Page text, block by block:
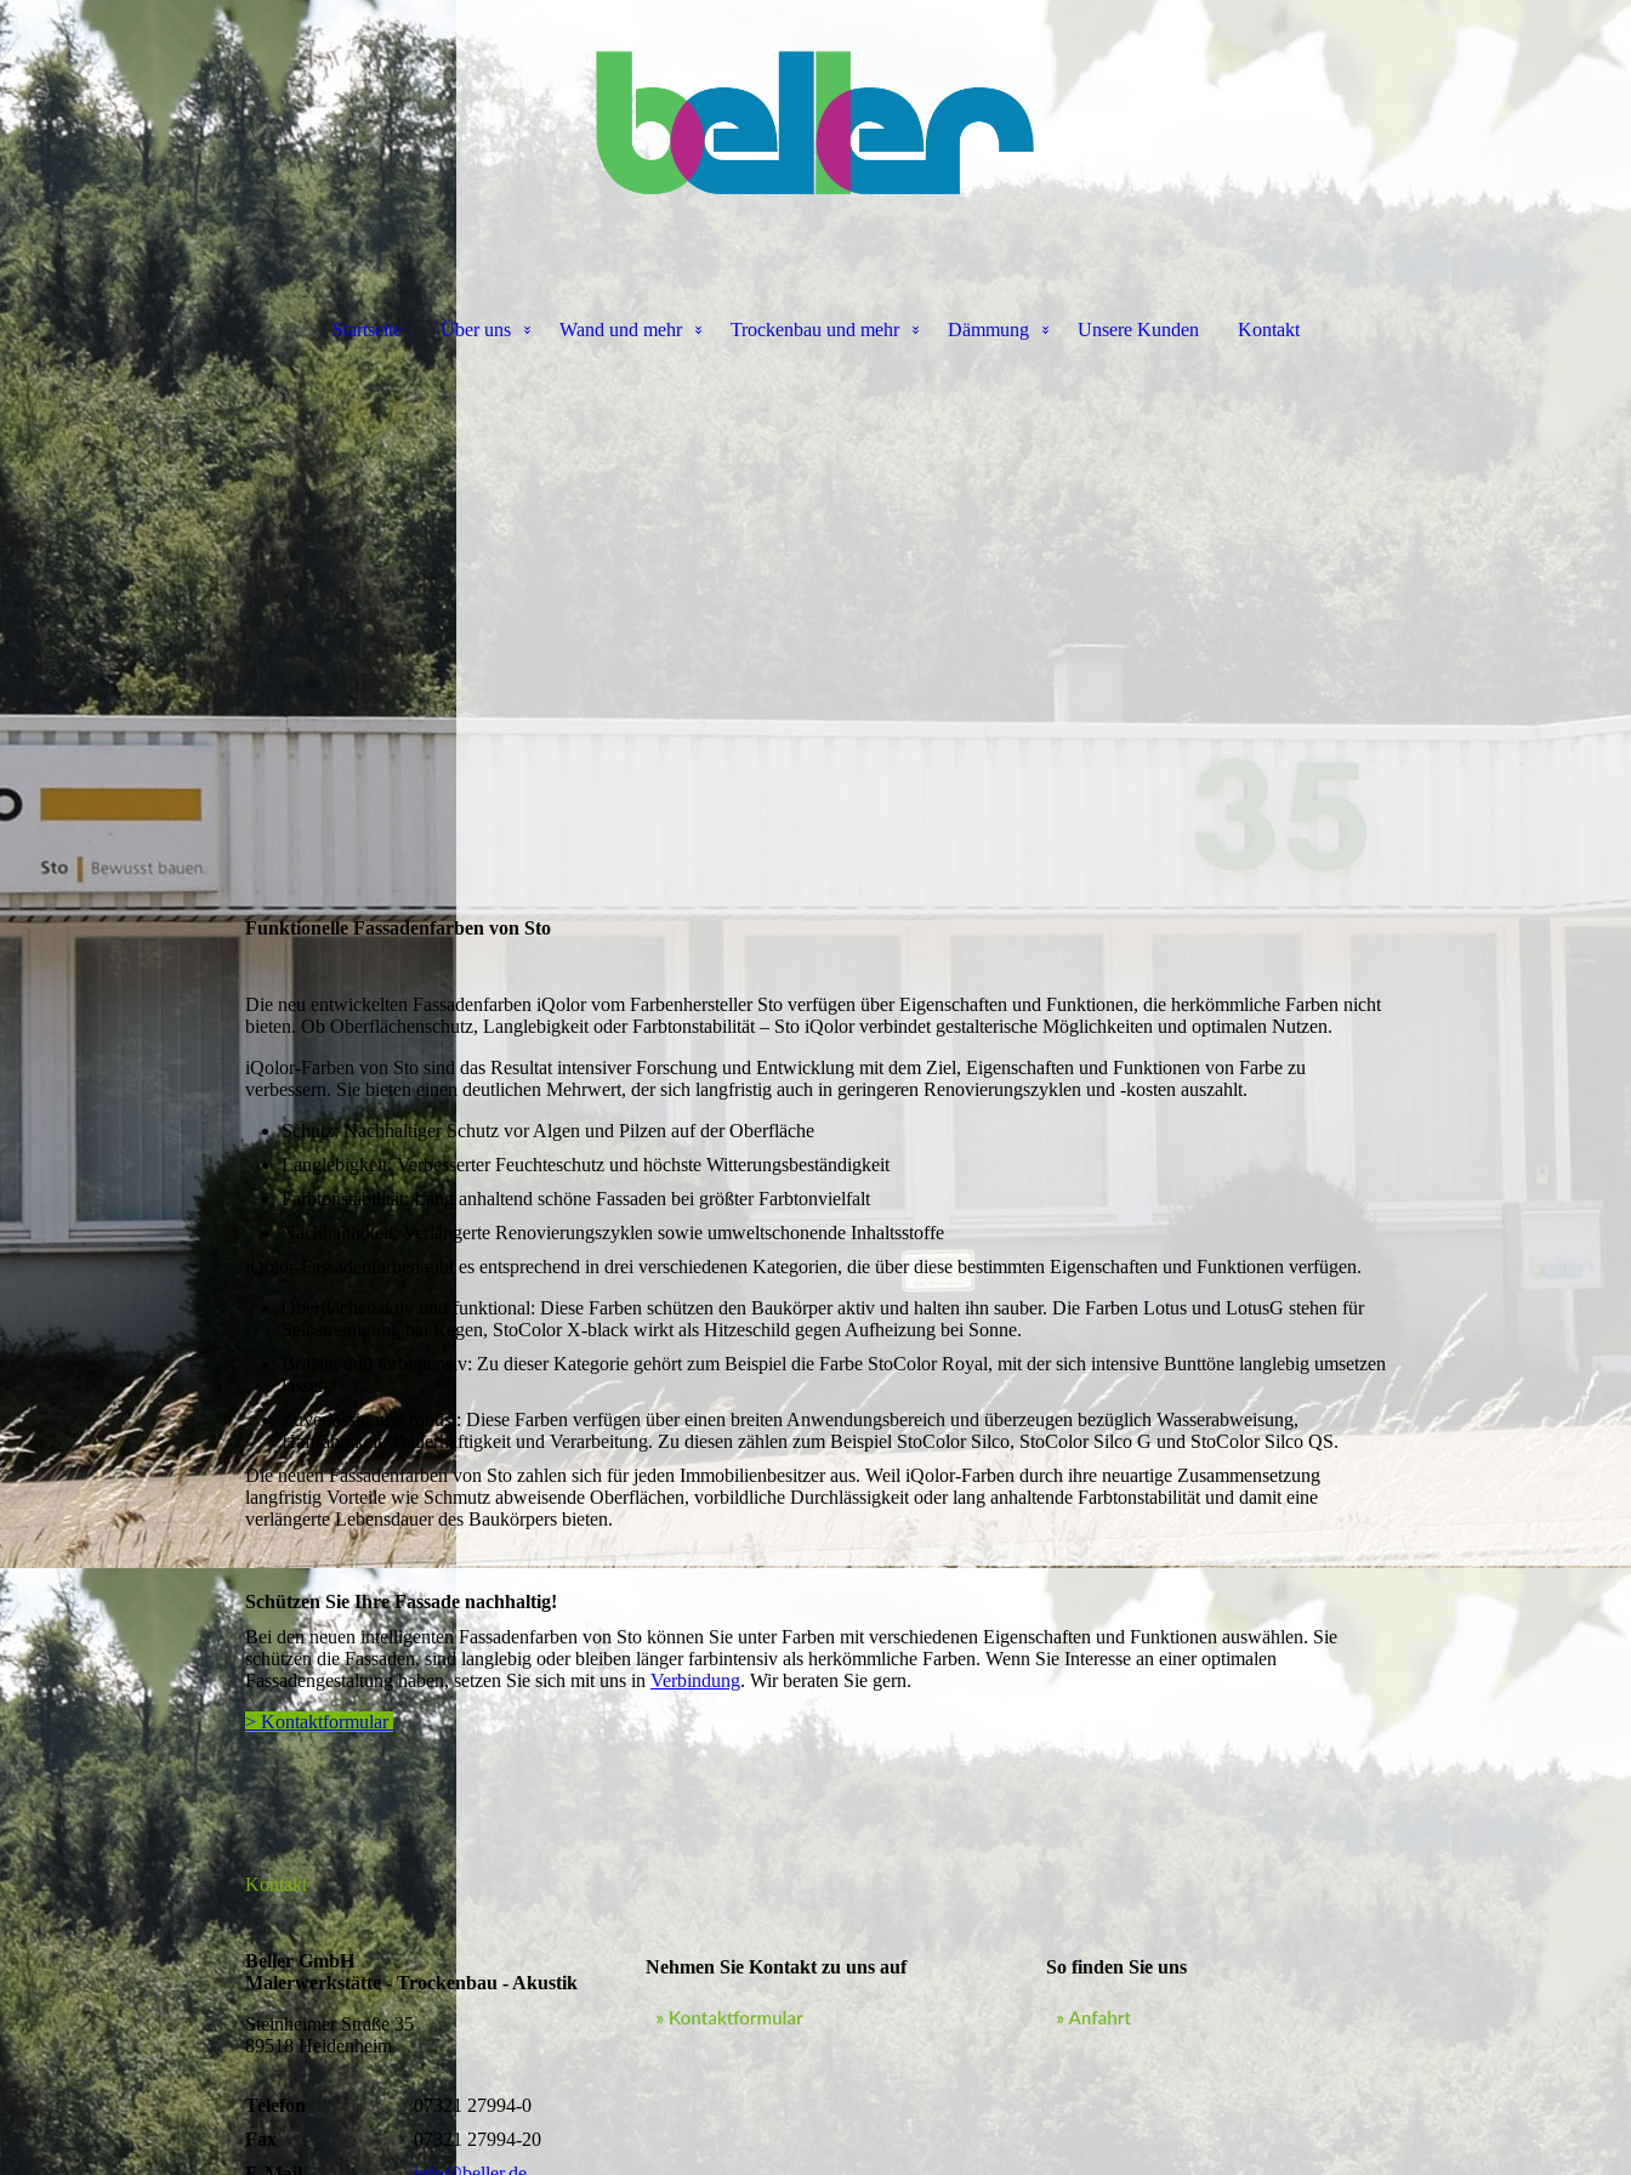
Startseite Über uns Wand und mehr Trockenbau und mehr Dämmung Unsere Kunden Kontakt
Funktionelle Fassadenfarben von Sto
Die neu entwickelten Fassadenfarben iQolor vom Farbenhersteller Sto verfügen über Eigenschaften und Funktionen, die herkömmliche Farben nicht
bieten. Ob Oberflächenschutz, Langlebigkeit oder Farbtonstabilität – Sto iQolor verbindet gestalterische Möglichkeiten und optimalen Nutzen.
iQolor-Farben von Sto sind das Resultat intensiver Forschung und Entwicklung mit dem Ziel, Eigenschaften und Funktionen von Farbe zu
verbessern. Sie bieten einen deutlichen Mehrwert, der sich langfristig auch in geringeren Renovierungszyklen und -kosten auszahlt.
Schutz: Nachhaltiger Schutz vor Algen und Pilzen auf der Oberfläche
Langlebigkeit: Verbesserter Feuchteschutz und höchste Witterungsbeständigkeit
Farbtonstabilität: Lang anhaltend schöne Fassaden bei größter Farbtonvielfalt
Nachhaltigkeit: Verlängerte Renovierungszyklen sowie umweltschonende Inhaltsstoffe
iQolor-Fassadenfarben gibt es entsprechend in drei verschiedenen Kategorien, die über diese bestimmten Eigenschaften und Funktionen verfügen.
Oberflächenaktiv und funktional: Diese Farben schützen den Baukörper aktiv und halten ihn sauber. Die Farben Lotus und LotusG stehen für
Selbstreinigung bei Regen, StoColor X-black wirkt als Hitzeschild gegen Aufheizung bei Sonne.
Brillant und farbintensiv: Zu dieser Kategorie gehört zum Beispiel die Farbe StoColor Royal, mit der sich intensive Bunttöne langlebig umsetzen
lassen.
Zuverlässig und robust: Diese Farben verfügen über einen breiten Anwendungsbereich und überzeugen bezüglich Wasserabweisung,
Haftfähigkeit, Dauerhaftigkeit und Verarbeitung. Zu diesen zählen zum Beispiel StoColor Silco, StoColor Silco G und StoColor Silco QS.
Die neuen Fassadenfarben von Sto zahlen sich für jeden Immobilienbesitzer aus. Weil iQolor-Farben durch ihre neuartige Zusammensetzung
langfristig Vorteile wie Schmutz abweisende Oberflächen, vorbildliche Durchlässigkeit oder lang anhaltende Farbtonstabilität und damit eine
verlängerte Lebensdauer des Baukörpers bieten.
Schützen Sie Ihre Fassade nachhaltig!
Bei den neuen intelligenten Fassadenfarben von Sto können Sie unter Farben mit verschiedenen Eigenschaften und Funktionen auswählen. Sie
schützen die Fassaden, sind langlebig oder bleiben länger farbintensiv als herkömmliche Farben. Wenn Sie Interesse an einer optimalen
Fassadengestaltung haben, setzen Sie sich mit uns in Verbindung. Wir beraten Sie gern.
> Kontaktformular
Kontakt
Beller GmbH
Malerwerkstätte - Trockenbau - Akustik
Steinheimer Straße 35
89518 Heidenheim
Telefon
07321 27994-0
Fax
07321 27994-20
Nehmen Sie Kontakt zu uns auf So finden Sie uns